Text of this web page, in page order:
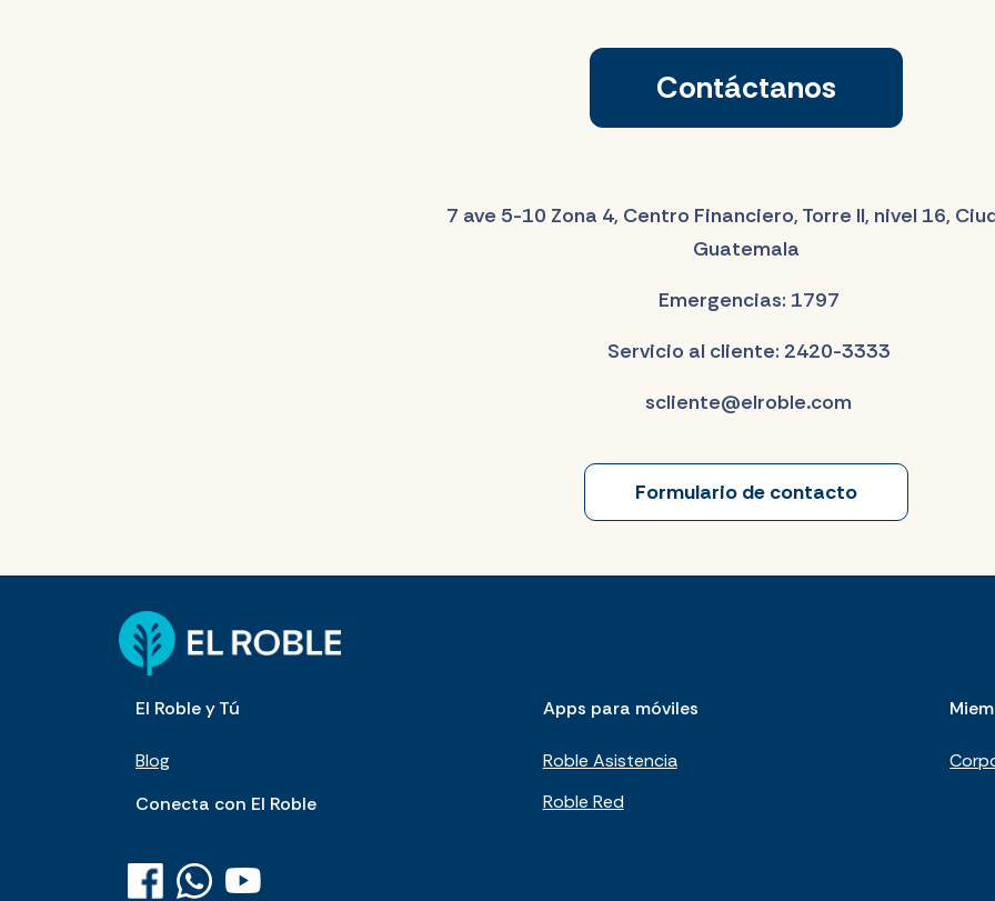
Contáctanos
7 ave 5-10 Zona 4, Centro Financiero, Torre II, nivel 16,
Guatemala
Emergencias: 1797
Servicio al cliente: 2420-3333
scliente@elroble.com
Formulario de contacto
El Roble y Tú
Blog
Conecta con El Roble
Apps para móviles
Roble Asistencia
Roble Red